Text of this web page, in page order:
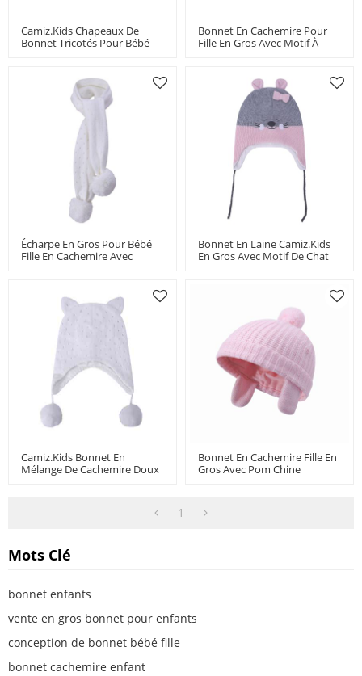
Camiz.kids Chapeaux De
Bonnet Tricotés Pour Bébé
Enfants En Laine Chaude
Bonnet En Cachemire Pour
Fille En Gros Avec Motif À
Écharpe En Gros Pour Bébé
Fille En Cachemire Avec
Bonnet En Laine Camiz.kids
En Gros Avec Motif De Chat
Camiz.kids Bonnet En
Mélange De Cachemire Doux
Bonnet En Cachemire Fille En
Gros Avec Pom Chine
1
Mots Clé
bonnet enfants
vente en gros bonnet pour enfants
conception de bonnet bébé fille
bonnet cachemire enfant